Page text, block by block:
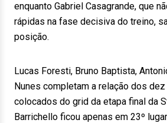
enquanto Gabriel Casagrande, que
rápidas na fase decisiva do treino,
posição.
Lucas Foresti, Bruno Baptista,
Nunes completam a relação dos
colocados do grid da etapa final da
Barrichello ficou apenas em 23º